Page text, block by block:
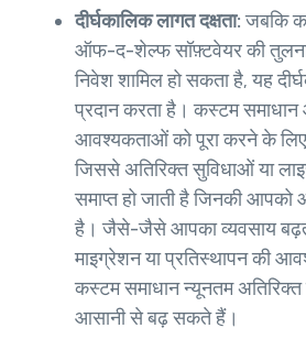
दीर्घकालिक लागत दक्षता:जबकि
ऑफ-द-शेल्फ सॉफ़्टवेयर की
निवेश शामिल हो सकता है, यह
प्रदान करता है। कस्टम
आवश्यकताओं को पूरा करने के लिए
जिससे अतिरिक्त सुविधाओं या
समाप्त हो जाती है जिनकी आपको
है। जैसे-जैसे आपका व्यवसाय
माइग्रेशन या प्रतिस्थापन की
कस्टम समाधान न्यूनतम
आसानी से बढ़ सकते हैं।